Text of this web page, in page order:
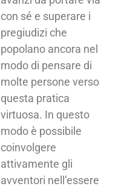
con sé e superare i
pregiudizi che
popolano ancora nel
modo di pensare di
molte persone verso
questa pratica
virtuosa. In questo
modo è possibile
coinvolgere
attivamente gli
avventori nell’essere